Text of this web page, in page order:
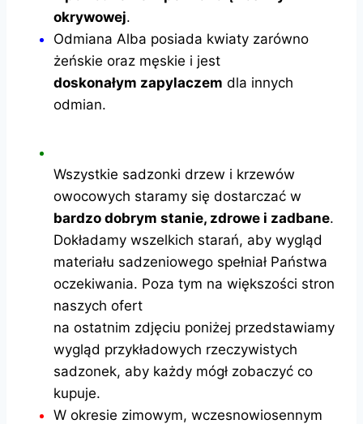
okrywowej.
Odmiana Alba posiada kwiaty zarówno
żeńskie oraz męskie i jest
doskonałym zapylaczem dla innych
odmian.
Wszystkie sadzonki drzew i krzewów
owocowych staramy się dostarczać w
bardzo dobrym stanie, zdrowe i zadbane.
Dokładamy wszelkich starań, aby wygląd
materiału sadzeniowego spełniał Państwa
oczekiwania. Poza tym na większości stron
naszych ofert
na ostatnim zdjęciu poniżej przedstawiamy
wygląd przykładowych rzeczywistych
sadzonek, aby każdy mógł zobaczyć co
kupuje.
W okresie zimowym, wczesnowiosennym